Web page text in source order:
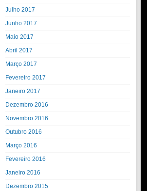
Julho 2017
Junho 2017
Maio 2017
Abril 2017
Março 2017
Fevereiro 2017
Janeiro 2017
Dezembro 2016
Novembro 2016
Outubro 2016
Março 2016
Fevereiro 2016
Janeiro 2016
Dezembro 2015